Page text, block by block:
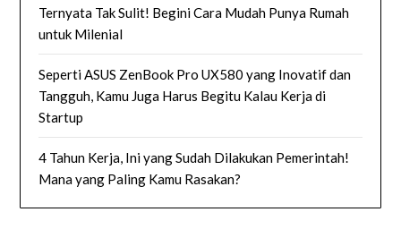
Ternyata Tak Sulit! Begini Cara Mudah Punya Rumah
untuk Milenial
Seperti ASUS ZenBook Pro UX580 yang Inovatif dan
Tangguh, Kamu Juga Harus Begitu Kalau Kerja di
Startup
4 Tahun Kerja, Ini yang Sudah Dilakukan Pemerintah!
Mana yang Paling Kamu Rasakan?